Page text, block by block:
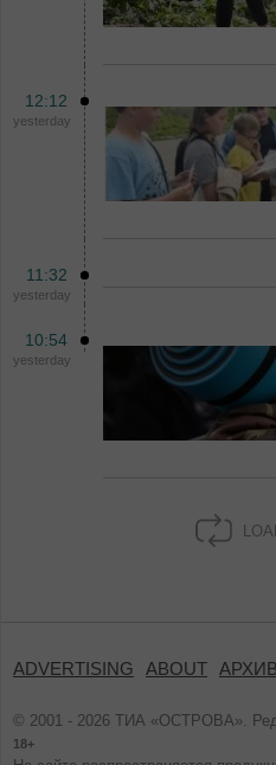
12:12
yesterday
11:32
yesterday
10:54
yesterday
ADVERTISING ABOUT
© 2001 - 2026 ТИА «ОСТРОВА».
18+